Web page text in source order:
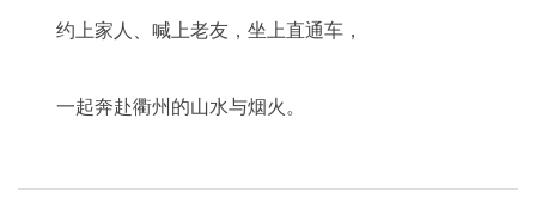
约上家人、喊上老友，坐上直通车，
一起奔赴衢州的山水与烟火。